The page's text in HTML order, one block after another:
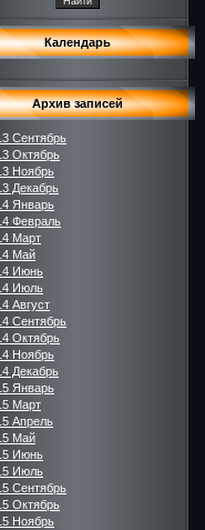
Календарь
Архив записей
Сентябрь
Октябрь
Ноябрь
Декабрь
Январь
Февраль
Март
Май
Июнь
Июль
Август
Сентябрь
Октябрь
Ноябрь
Декабрь
Январь
Март
Апрель
Май
Июнь
Июль
Сентябрь
Октябрь
Ноябрь